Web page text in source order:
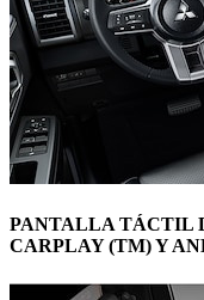
PANTALLA TÁCTIL
CARPLAY (TM) Y